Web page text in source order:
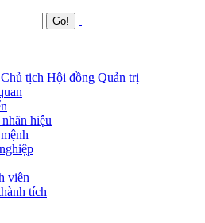
tịch Hội đồng Quản trị
hiệu
viên
tích